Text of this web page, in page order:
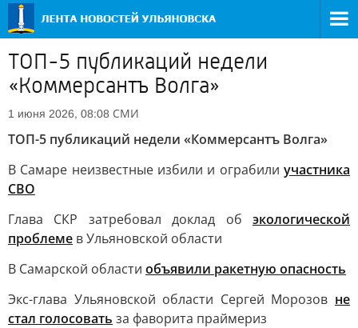
ТОП-5 публикаций недели
«Коммерсантъ Волга»
1 июня 2026, 08:08 СМИ
ТОП-5 публикаций недели «Коммерсантъ Волга»
В Самаре неизвестные избили и ограбили участника
СВО
Глава СКР затребовал доклад об экологической
проблеме в Ульяновской области
В Самарской области объявили ракетную опасность
Экс-глава Ульяновской области Сергей Морозов не
стал голосовать за фаворита праймериз